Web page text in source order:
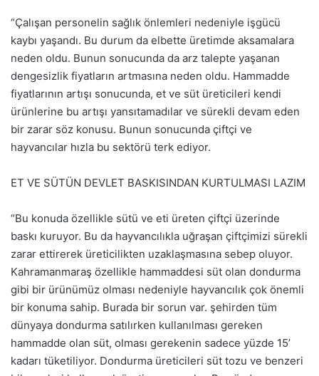
“Çalışan personelin sağlık önlemleri nedeniyle işgücü
kaybı yaşandı. Bu durum da elbette üretimde aksamalara
neden oldu. Bunun sonucunda da arz talepte yaşanan
dengesizlik fiyatların artmasına neden oldu. Hammadde
fiyatlarının artışı sonucunda, et ve süt üreticileri kendi
ürünlerine bu artışı yansıtamadılar ve sürekli devam eden
bir zarar söz konusu. Bunun sonucunda çiftçi ve
hayvancılar hızla bu sektörü terk ediyor.
ET VE SÜTÜN DEVLET BASKISINDAN KURTULMASI LAZIM
“Bu konuda özellikle sütü ve eti üreten çiftçi üzerinde
baskı kuruyor. Bu da hayvancılıkla uğraşan çiftçimizi sürekli
zarar ettirerek üreticilikten uzaklaşmasına sebep oluyor.
Kahramanmaraş özellikle hammaddesi süt olan dondurma
gibi bir ürünümüz olması nedeniyle hayvancılık çok önemli
bir konuma sahip. Burada bir sorun var. şehirden tüm
dünyaya dondurma satılırken kullanılması gereken
hammadde olan süt, olması gerekenin sadece yüzde 15’
kadarı tüketiliyor. Dondurma üreticileri süt tozu ve benzeri